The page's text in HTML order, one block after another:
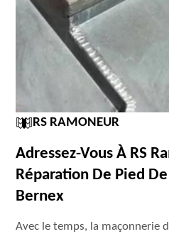
RS RAMONEUR
Adressez-Vous À RS
Réparation De Pied
Bernex
Avec le temps, la maçonnerie